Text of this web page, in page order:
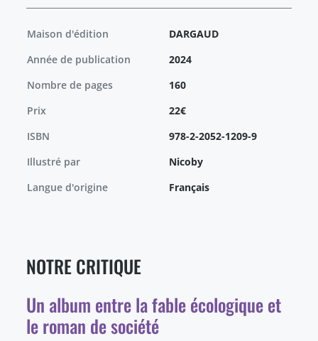
Maison d'édition
DARGAUD
Année de publication
2024
Nombre de pages
160
Prix
22€
ISBN
978-2-2052-1209-9
Illustré par
Nicoby
Langue d'origine
Français
NOTRE CRITIQUE
Un album entre la fable écologique et
le roman de société